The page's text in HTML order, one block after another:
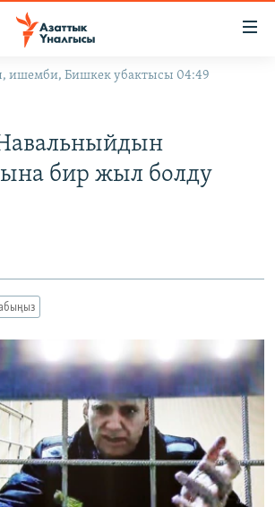
ишемби, Бишкек убактысы 04:49
бир жыл болду